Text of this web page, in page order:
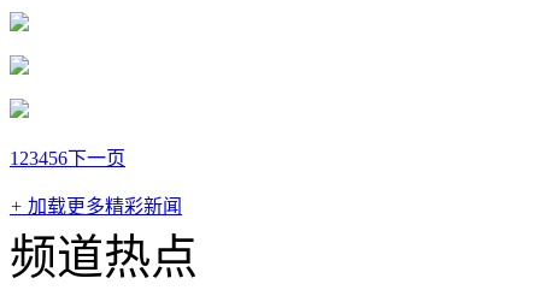
1 23456下一页
+ 加载更多精彩新闻
频道热点